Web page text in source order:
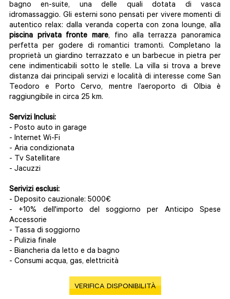
bagno en-suite, una delle quali dotata di vasca
idromassaggio. Gli esterni sono pensati per vivere momenti di
autentico relax: dalla veranda coperta con zona lounge, alla
piscina privata fronte mare, fino alla terrazza panoramica
perfetta per godere di romantici tramonti. Completano la
proprietà un giardino terrazzato e un barbecue in pietra per
cene indimenticabili sotto le stelle. La villa si trova a breve
distanza dai principali servizi e località di interesse come San
Teodoro e Porto Cervo, mentre l’aeroporto di Olbia è
raggiungibile in circa 25 km.
Servizi Inclusi:
- Posto auto in garage
- Internet Wi-Fi
- Aria condizionata
- Tv Satellitare
- Jacuzzi
Serivizi esclusi:
- Deposito cauzionale: 5000€
- +10% dell'importo del soggiorno per Anticipo Spese
Accessorie
- Tassa di soggiorno
- Pulizia finale
- Biancheria da letto e da bagno
- Consumi acqua, gas, elettricità
VERIFICA DISPONIBILITÀ